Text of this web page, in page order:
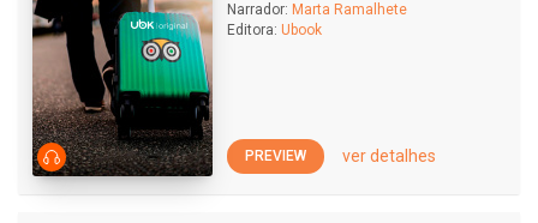
Narrador: Marta Ramalhete
Editora: Ubook
PREVIEW ver detalhes